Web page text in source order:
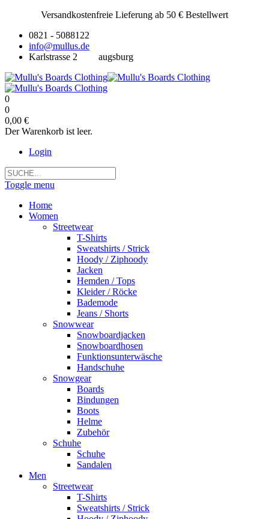
Versandkostenfreie Lieferung ab 50 € Bestellwert
0821 - 5088122
info@mullus.de
Karlstrasse 2
augsburg
0
0
0,00 €
Der Warenkorb ist leer.
Login
Toggle menu
Home
Women
Streetwear
T-Shirts
Sweatshirts / Strick
Hoody / Ziphoody
Jacken
Hemden / Tops
Kleider / Röcke
Bademode
Jeans / Shorts
Snowwear
Snowboardjacken
Snowboardhosen
Funktionsunterwäsche
Handschuhe
Snowgear
Boards
Bindungen
Boots
Helme
Zubehör
Schuhe
Schuhe
Sandalen
Men
Streetwear
T-Shirts
Sweatshirts / Strick